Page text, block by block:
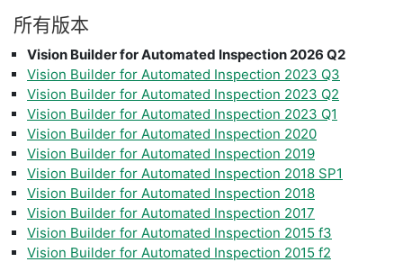
所有版本
Vision Builder for Automated Inspection 2026 Q2
Vision Builder for Automated Inspection 2023 Q3
Vision Builder for Automated Inspection 2023 Q2
Vision Builder for Automated Inspection 2023 Q1
Vision Builder for Automated Inspection 2020
Vision Builder for Automated Inspection 2019
Vision Builder for Automated Inspection 2018 SP1
Vision Builder for Automated Inspection 2018
Vision Builder for Automated Inspection 2017
Vision Builder for Automated Inspection 2015 f3
Vision Builder for Automated Inspection 2015 f2